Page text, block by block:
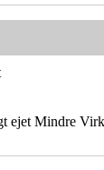
ejet Mindre